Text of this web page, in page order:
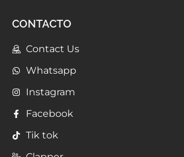
CONTACTO
Contact Us
Whatsapp
Instagram
Facebook
Tik tok